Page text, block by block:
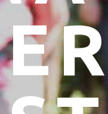
CASSÀ
les activitats